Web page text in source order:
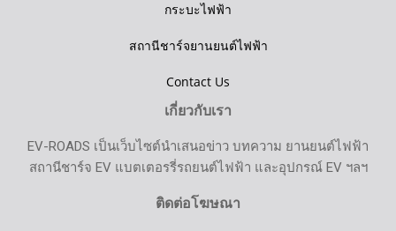
กระบะไฟฟ้า
สถานีชาร์จยานยนต์ไฟฟ้า
Contact Us
เกี่ยวกับเรา
EV-ROADS เป็นเว็บไซต์นำเสนอข่าว บทความ ยานยนต์ไฟฟ้า
สถานีชาร์จ EV แบตเตอรรี่รถยนต์ไฟฟ้า และอุปกรณ์ EV ฯลฯ
ติดต่อโฆษณา